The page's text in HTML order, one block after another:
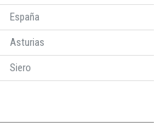
España
Asturias
Siero